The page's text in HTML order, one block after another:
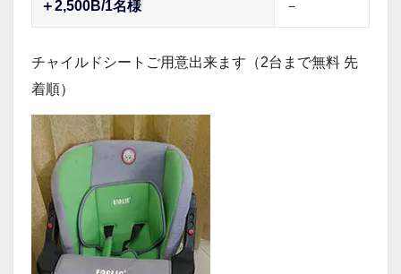
＋2,500B/1名様 －
チャイルドシートご用意出来ます（2台まで無料 先
着順）